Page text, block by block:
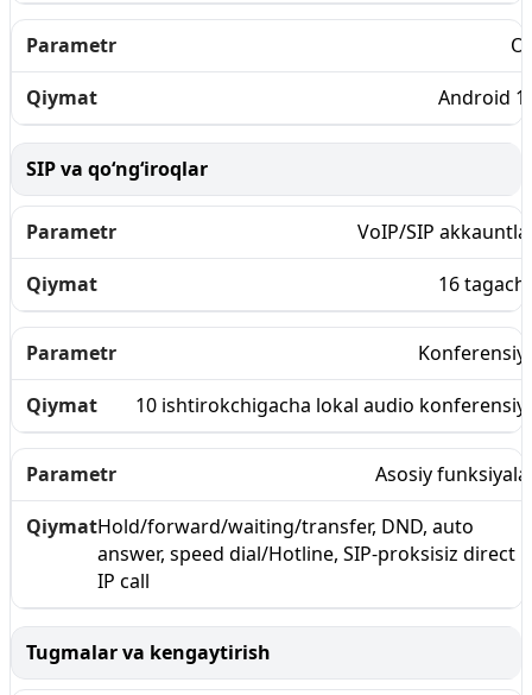
Android
SIP va qo‘ng‘iroqlar
VoIP/SIP
16
10 ishtirokchigacha lokal audio
Asosiy
Hold/forward/waiting/transfer, DND, auto
answer, speed dial/Hotline, SIP-proksisiz direct
IP call
Tugmalar va kengaytirish